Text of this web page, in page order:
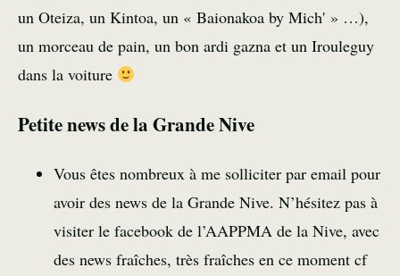
un Oteiza, un Kintoa, un « Baionakoa by Mich' » …),
un morceau de pain, un bon ardi gazna et un Irouleguy
dans la voiture
Petite news de la Grande Nive
Vous êtes nombreux à me solliciter par email pour
avoir des news de la Grande Nive. N’hésitez pas à
visiter le facebook de l’AAPPMA de la Nive, avec
des news fraîches, très fraîches en ce moment cf